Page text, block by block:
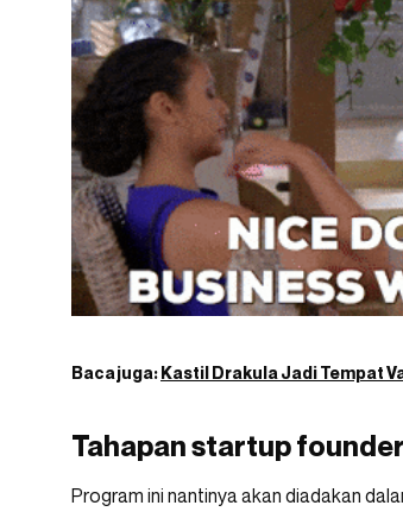
Baca juga:Kastil Drakula Jadi Tempat
Tahapan startup founder
Program ini nantinya akan diadakan